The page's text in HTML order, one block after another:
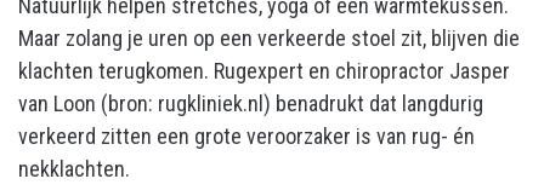
Natuurlijk helpen stretches, yoga of een warmtekussen.
Maar zolang je uren op een verkeerde stoel zit, blijven die
klachten terugkomen. Rugexpert en chiropractor Jasper
van Loon (bron: rugkliniek.nl) benadrukt dat langdurig
verkeerd zitten een grote veroorzaker is van rug- én
nekklachten.